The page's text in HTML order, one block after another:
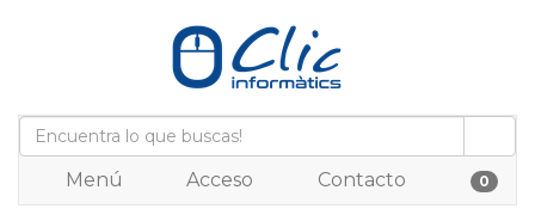
Menú Acceso Contacto 0